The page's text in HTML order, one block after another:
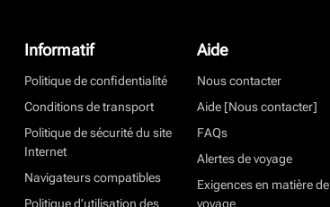
Informatif
Politique de confidentialité
Conditions de transport
Politique de sécurité du site
Internet
Navigateurs compatibles
Politique d’utilisation des
Aide
Nous contacter
Aide [Nous contacter]
FAQs
Alertes de voyage
Exigences en matière de
voyage